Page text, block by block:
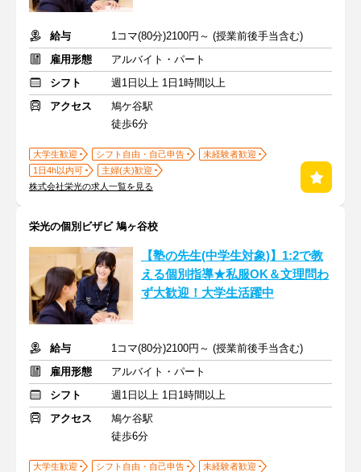
給与
1コマ(80分)2100円～ (授業前後手当含む)
雇用形態
アルバイト・パート
シフト
週1日以上 1日1時間以上
アクセス
鳩ケ谷駅
徒歩6分
大学生歓迎 シフト自由・自己申告
未経験者歓迎
1日4h以内可
主婦(夫)歓迎
株式会社栄光の求人一覧を見る
栄光の個別ビザビ 鳩ヶ谷校
【塾の先生(中学生対象)】1:2で教
える個別指導★私服OK＆文理問わ
ず大歓迎！大学生活躍中
給与
1コマ(80分)2100円～ (授業前後手当含む)
雇用形態
アルバイト・パート
シフト
週1日以上 1日1時間以上
アクセス
鳩ケ谷駅
徒歩6分
大学生歓迎 シフト自由・自己申告
未経験者歓迎